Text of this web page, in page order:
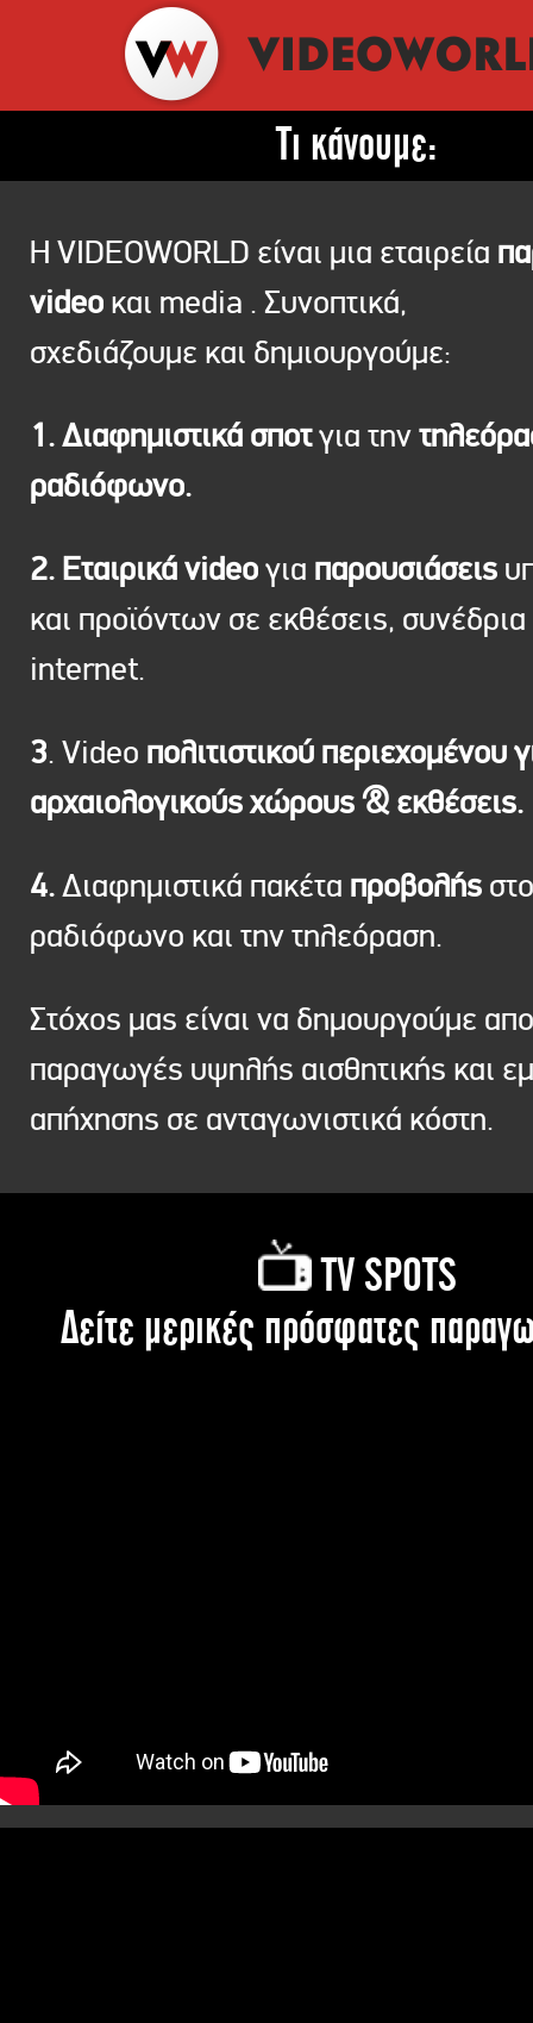
Τι κάνουμε:
Η VIDEOWORLD είναι μια εταιρεία
video και media . Συνοπτικά,
σχεδιάζουμε και δημιουργούμε:
1. Διαφημιστικά σποτγια την
ραδιόφωνο.
2. Εταιρικά videoγια παρουσιάσεις
και προϊόντων σε εκθέσεις, συνέδρια
internet.
3. Video πολιτιστικού περιεχομένου
αρχαιολογικούς χώρους & εκθέσεις.
4.Διαφημιστικά πακέτα προβολής στο
ραδιόφωνο και την τηλεόραση.
Στόχος μας είναι να δημουργούμε
παραγωγές υψηλής αισθητικής και
απήχησης σε ανταγωνιστικά κόστη.
TV SPOTS
Δείτε μερικές πρόσφατες